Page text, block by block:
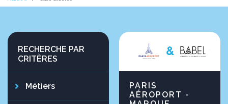
RECHERCHE PAR
CRITÈRES
Métiers
PARIS
AÉROPORT -